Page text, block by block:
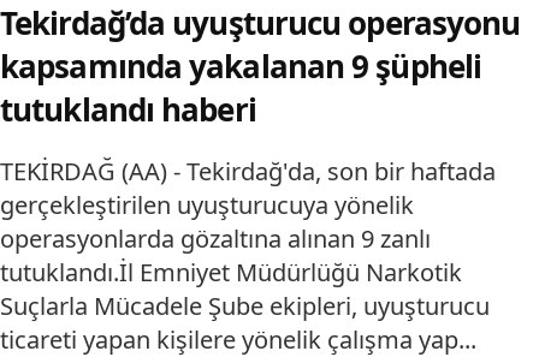
Tekirdağ’da uyuşturucu operasyonu
kapsamında yakalanan 9 şüpheli
tutuklandı haberi
TEKİRDAĞ (AA) - Tekirdağ'da, son bir haftada
gerçekleştirilen uyuşturucuya yönelik
operasyonlarda gözaltına alınan 9 zanlı
tutuklandı.İl Emniyet Müdürlüğü Narkotik
Suçlarla Mücadele Şube ekipleri, uyuşturucu
ticareti yapan kişilere yönelik çalışma yap...